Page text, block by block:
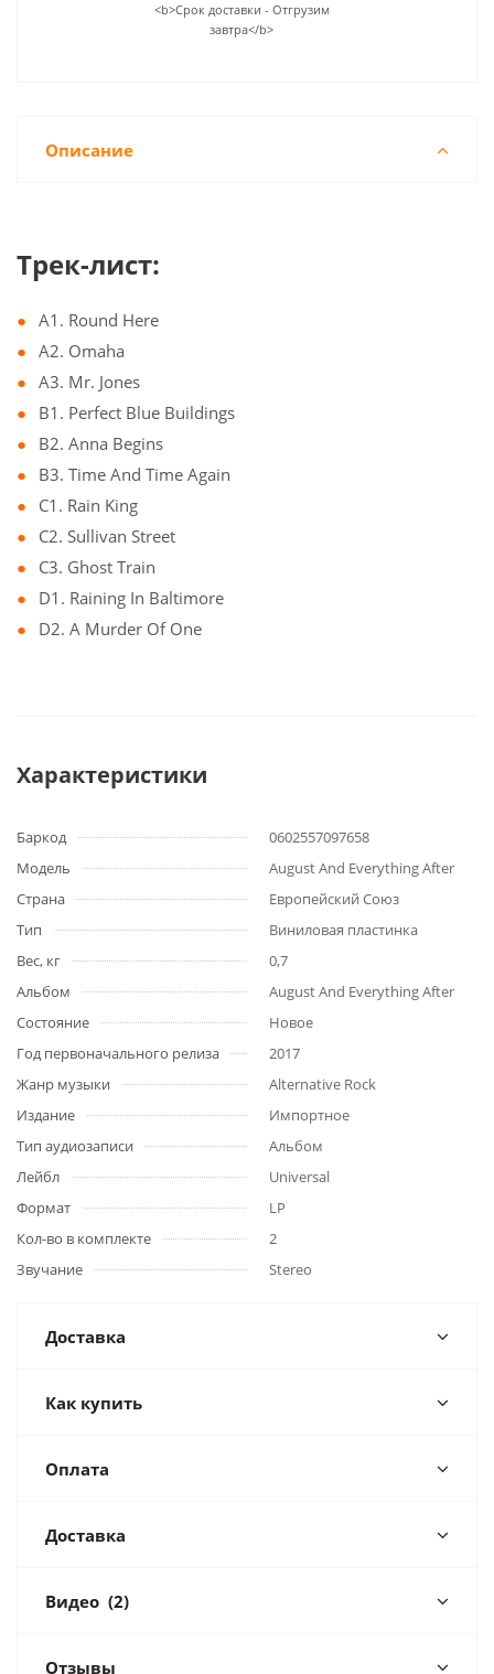
<b>Срок доставки - Отгрузим
завтра</b>
Описание
Трек-лист:
A1. Round Here
A2. Omaha
A3. Mr. Jones
B1. Perfect Blue Buildings
B2. Anna Begins
B3. Time And Time Again
C1. Rain King
C2. Sullivan Street
C3. Ghost Train
D1. Raining In Baltimore
D2. A Murder Of One
Характеристики
Баркод
0602557097658
Модель
August And Everything After
Страна
Европейский Союз
Тип
Виниловая пластинка
Вес, кг
0,7
Альбом
August And Everything After
Состояние
Новое
Год первоначального релиза
2017
Жанр музыки
Alternative Rock
Издание
Импортное
Тип аудиозаписи
Альбом
Лейбл
Universal
Формат
LP
Кол-во в комплекте
2
Звучание
Stereo
Доставка
Как купить
Оплата
Доставка
Видео (2)
Отзывы